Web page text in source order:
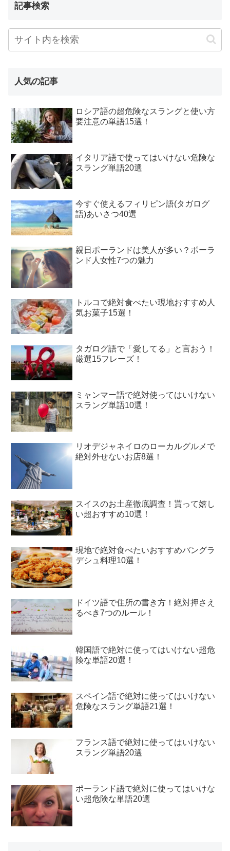
記事検索
人気の記事
ロシア語の超危険なスラングと使い方
要注意の単語15選！
イタリア語で使ってはいけない危険な
スラング単語20選
今すぐ使えるフィリピン語(タガログ
語)あいさつ40選
親日ポーランドは美人が多い？ポーラ
ンド人女性7つの魅力
トルコで絶対食べたい現地おすすめ人
気お菓子15選！
タガログ語で「愛してる」と言おう！
厳選15フレーズ！
ミャンマー語で絶対使ってはいけない
スラング単語10選！
リオデジャネイロのローカルグルメで
絶対外せないお店8選！
スイスのお土産徹底調査！貰って嬉し
い超おすすめ10選！
現地で絶対食べたいおすすめバングラ
デシュ料理10選！
ドイツ語で住所の書き方！絶対押さえ
るべき7つのルール！
韓国語で絶対に使ってはいけない超危
険な単語20選！
スペイン語で絶対に使ってはいけない
危険なスラング単語21選！
フランス語で絶対に使ってはいけない
スラング単語20選
ポーランド語で絶対に使ってはいけな
い超危険な単語20選